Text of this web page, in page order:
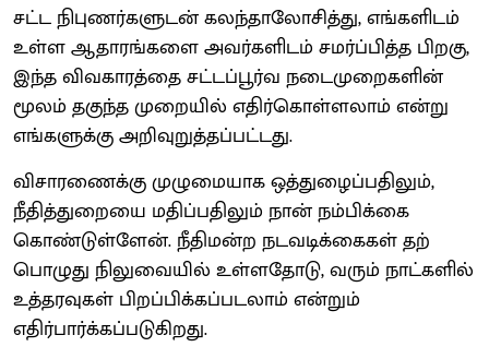
சட்ட நிபுணர்​களு​டன் கலந்​தாலோ​சித்​து, எங்​களிடம்
உள்ள ஆதா​ரங்​களை அவர்​களிடம் சமர்ப்​பித்த பிறகு,
இந்த விவகாரத்தை சட்​டப்​பூர்வ நடை​முறை​களின்
மூலம் தகுந்த முறையில் எதிர்​கொள்​ளலாம் என்று
எங்​களுக்கு அறிவுறுத்தப்பட்டது.
விசா​ரணைக்கு முழு​மை​யாக ஒத்​துழைப்​ப​தி​லும்,
நீதித்​துறையை மதிப்​ப​தி​லும் நான் நம்​பிக்கை
கொண்​டுள்​ளேன். நீதி​மன்ற நடவடிக்​கைகள் தற்​
பொழுது நிலு​வை​யில் உள்​ளதோடு, வரும் நாட்​களில்
உத்​தர​வு​கள் பிறப்​பிக்​கப்​படலாம் என்​றும்
எதிர்பார்க்கப்​படு​கிறது.